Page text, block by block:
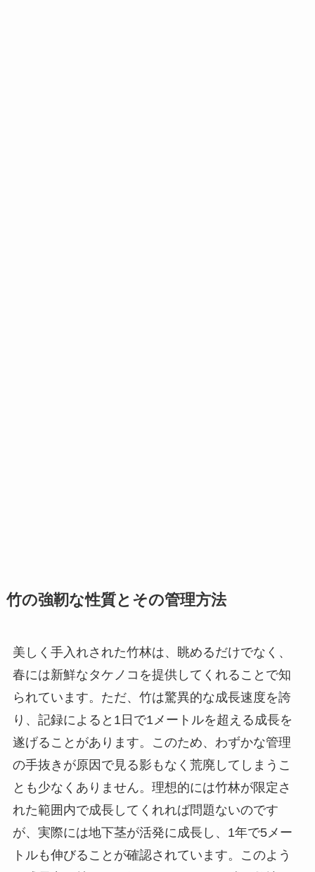
竹の強靭な性質とその管理方法
美しく手入れされた竹林は、眺めるだけでなく、
春には新鮮なタケノコを提供してくれることで知
られています。ただ、竹は驚異的な成長速度を誇
り、記録によると1日で1メートルを超える成長を
遂げることがあります。このため、わずかな管理
の手抜きが原因で見る影もなく荒廃してしまうこ
とも少なくありません。理想的には竹林が限定さ
れた範囲内で成長してくれれば問題ないのです
が、実際には地下茎が活発に成長し、1年で5メー
トルも伸びることが確認されています。このよう